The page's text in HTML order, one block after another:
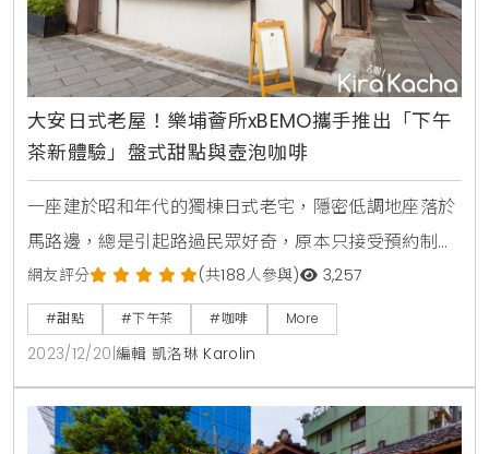
大安日式老屋！樂埔薈所xBEMO攜手推出「下午
茶新體驗」盤式甜點與壺泡咖啡
一座建於昭和年代的獨棟日式老宅，隱密低調地座落於
馬路邊，總是引起路過民眾好奇，原本只接受預約制晚
餐的樂埔薈所，即日起打開神秘大門，推出單點式下午
茶，由主廚蔡昀諺親自研發，包括秋冬感十足的栗子地
瓜、泥煤威士忌甘納許巧克力蛋糕，風味明亮的草莓杏
仁帕菲、酒釀奶酪葡萄等盤式甜點，定價每份350元。
同時更邀請BEMO Cafe精品咖啡，聯手帶來下午茶新
網友評分 (共188人參與) 3,257
#甜點 #下午茶 #咖啡 More
2023/12/20 編輯 凱洛琳 Karolin